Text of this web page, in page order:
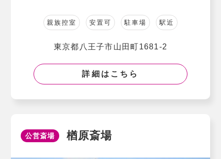
親族控室 安置可 駐車場 駅近
東京都八王子市山田町1681-2
詳細はこちら
公営斎場 楢原斎場